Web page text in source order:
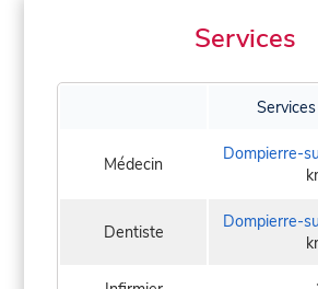
Services
Médecin Dompierre-
Dentiste Dompierre-